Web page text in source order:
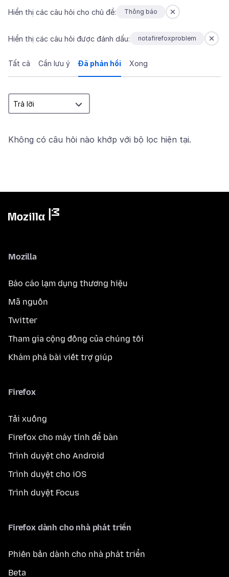
Hiển thị các câu hỏi cho chủ đề: Thông báo
Hiển thị các câu hỏi được đánh dấu: notafirefoxproblem
Tất cả Cần lưu ý Đã phản hồi Xong
Không có câu hỏi nào khớp với bộ lọc hiện tại.
Mozilla
Báo cáo lạm dụng thương hiệu
Mã nguồn
Twitter
Tham gia cộng đồng của chúng tôi
Khám phá bài viết trợ giúp
Firefox
Tải xuống
Firefox cho máy tính để bàn
Trình duyệt cho Android
Trình duyệt cho iOS
Trình duyệt Focus
Firefox dành cho nhà phát triển
Phiên bản dành cho nhà phát triển
Beta